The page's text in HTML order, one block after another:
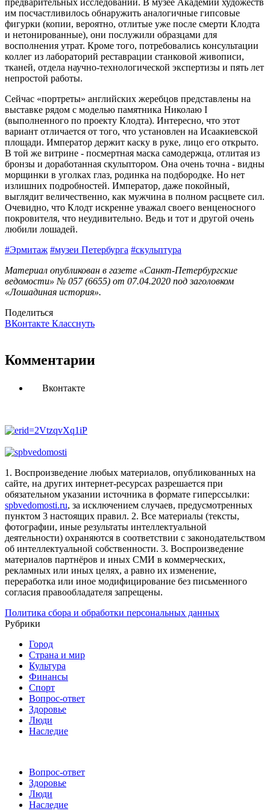
предварительных исследований. В музее Академии художеств
им посчастливилось обнаружить аналогичные гипсовые
фигурки (копии, вероятно, отлитые уже после смерти Клодта
и нетонированные), они послужили образцами для
восполнения утрат. Кроме того, потребовались консультации
коллег из лабораторий реставрации станковой живописи,
тканей, отдела научно-технологической экспертизы и пять лет
непростой работы.
Сейчас «портреты» английских жеребцов представлены на
выставке рядом с моделью памятника Николаю I
(выполненного по проекту Клодта). Интересно, что этот
вариант отличается от того, что установлен на Исаакиевской
площади. Император держит каску в руке, лицо его открыто.
В той же витрине - посмертная маска самодержца, отлитая из
бронзы и доработанная скульптором. Она очень точна - видны
морщинки в уголках глаз, родинка на подбородке. Но нет
излишних подробностей. Император, даже покойный,
выглядит величественно, как мужчина в полном расцвете сил.
Очевидно, что Клодт искренне уважал своего венценосного
покровителя, что неудивительно. Ведь и тот и другой очень
любили лошадей.
#Эрмитаж #музеи Петербурга #скульптура
Материал опубликован в газете «Санкт-Петербургские
ведомости» № 057 (6655) от 07.04.2020 под заголовком
«Лошадиная история».
Поделиться
ВКонтакте Класснуть
Комментарии
Вконтакте
1. Воспроизведение любых материалов, опубликованных на
сайте, на других интернет-ресурсах разрешается при
обязательном указании источника в формате гиперссылки:
spbvedomosti.ru, за исключением случаев, предусмотренных
пунктом 3 настоящих правил. 2. Все материалы (тексты,
фотографии, иные результаты интеллектуальной
деятельности) охраняются в соответствии с законодательством
об интеллектуальной собственности. 3. Воспроизведение
материалов партнёров и иных СМИ в коммерческих,
рекламных или иных целях, а равно их изменение,
переработка или иное модифицирование без письменного
согласия правообладателя запрещены.
Политика сбора и обработки персональных данных
Рубрики
Город
Страна и мир
Культура
Финансы
Спорт
Вопрос-ответ
Здоровье
Люди
Наследие
Вопрос-ответ
Здоровье
Люди
Наследие